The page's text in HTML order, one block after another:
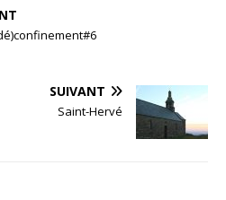
SUIVANT
Saint-Hervé